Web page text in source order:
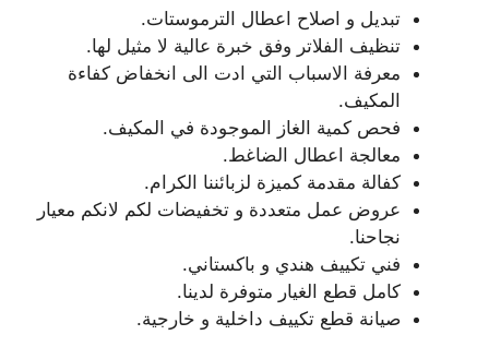
تبديل و اصلاح اعطال الترموستات.
تنظيف الفلاتر وفق خبرة عالية لا مثيل لها.
معرفة الاسباب التي ادت الى انخفاض كفاءة
المكيف.
فحص كمية الغاز الموجودة في المكيف.
معالجة اعطال الضاغط.
كفالة مقدمة كميزة لزبائننا الكرام.
عروض عمل متعددة و تخفيضات لكم لانكم معيار
نجاحنا.
فني تكييف هندي و باكستاني.
كامل قطع الغيار متوفرة لدينا.
صيانة قطع تكييف داخلية و خارجية.